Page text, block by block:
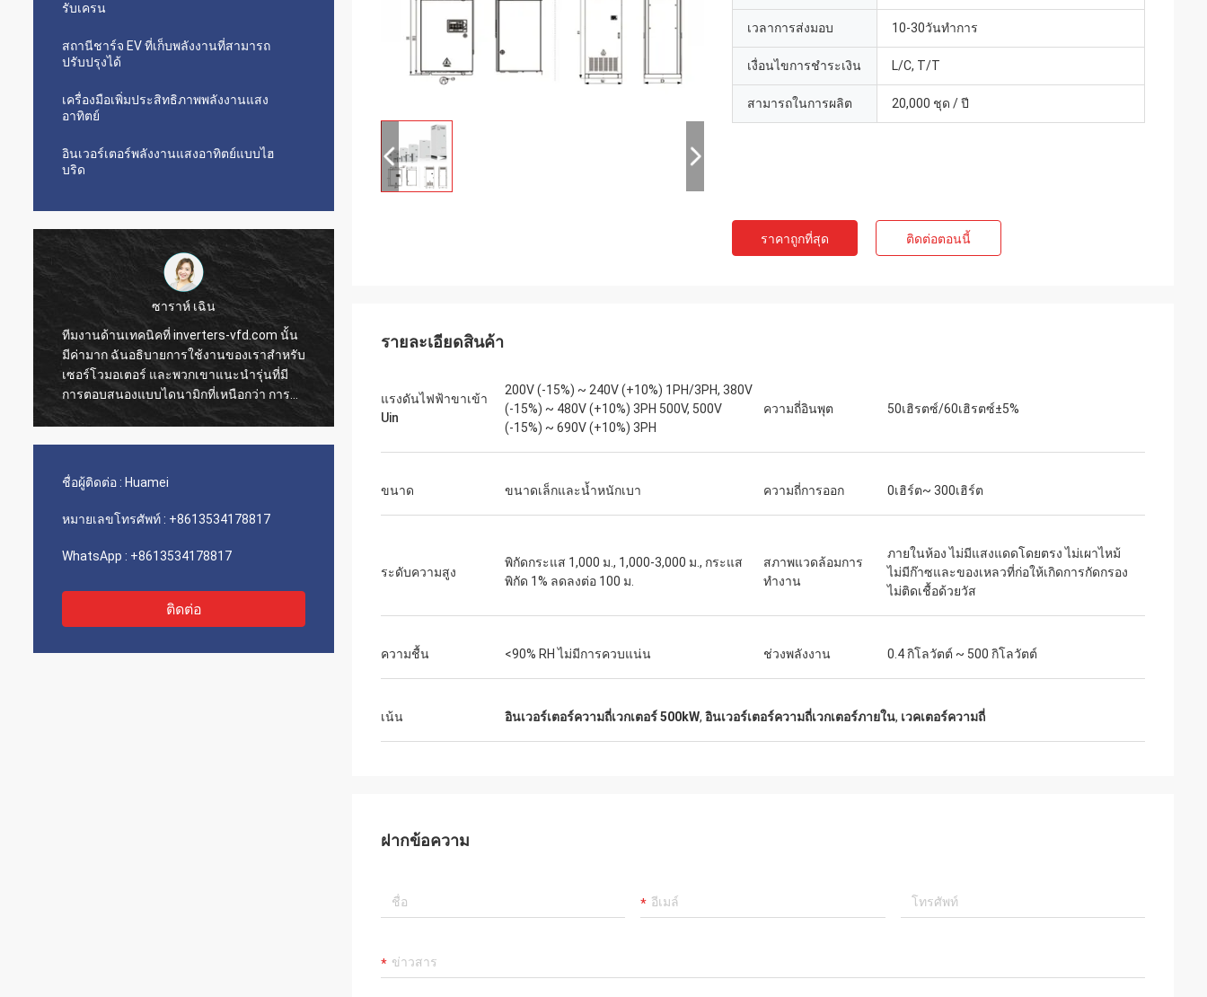
รับเครน
สถานีชาร์จ EV ที่เก็บพลังงานที่สามารถ
ปรับปรุงได้
เครื่องมือเพิ่มประสิทธิภาพพลังงานแสง
อาทิตย์
อินเวอร์เตอร์พลังงานแสงอาทิตย์แบบไฮ
บริด
ซาราห์ เฉิน
ทีมงานด้านเทคนิคที่ inverters-vfd.com นั้น
มีค่ามาก ฉันอธิบายการใช้งานของเราสำหรับ
เซอร์โวมอเตอร์ และพวกเขาแนะนำรุ่นที่มี
การตอบสนองแบบไดนามิกที่เหนือกว่า การ
ติดตั้งเป็นไปอย่างราบรื่น และความแม่นยำได้
ประสิทธิภาพสูง!
คำสั่งซื้อ PLC และ HMI หลายชุดของเราได้รับ
ติดตั้งแล้ว การสื่อสารของระบบควบคุมของ
เรามีความเสถียรมากขึ้น เราประทับใจกับการ
ขนส่งและการทำงานที่แข็งแกร่งของส่วน
ประกอบเหล่านี้ เป็นประสบการณ์ที่ไม่ยุ่งยาก
แรงบิดได้อย่างสม่ำเสมอ คุณภาพเกินกว่า
แบรนด์ดังที่เราเคยใช้ ในราคาเพียงเศษเสี้ยว
เหมาะอย่างยิ่งสำหรับการใช้งานเฉพาะทาง
ซัพพลายเออร์รายก่อนของเราอีกด้วย ความ
ครั้งของเราได้ คุ้มค่าอย่างยิ่งและเป็น
อุตสาหกรรม
ชื่อผู้ติดต่อ : Huamei
หมายเลขโทรศัพท์ : +8613534178817
WhatsApp : +8613534178817
ติดต่อ
เวลาการส่งมอบ 10-30วันทำการ
เงื่อนไขการชำระเงิน L/C, T/T
สามารถในการผลิต 20,000 ชุด / ปี
ราคาถูกที่สุด ติดต่อตอนนี้
รายละเอียดสินค้า
แรงดันไฟฟ้าขาเข้า
Uin
200V (-15%) ~ 240V (+10%) 1PH/3PH, 380V
(-15%) ~ 480V (+10%) 3PH 500V, 500V
(-15%) ~ 690V (+10%) 3PH
ความถี่อินพุต 50เฮิรตซ์/60เฮิรตซ์±5%
ขนาด ขนาดเล็กและน้ำหนักเบา ความถี่การออก 0เฮิร์ต~ 300เฮิร์ต
ระดับความสูง
พิกัดกระแส 1,000 ม., 1,000-3,000 ม., กระแส
พิกัด 1% ลดลงต่อ 100 ม.
สภาพแวดล้อมการ
ทำงาน
ภายในห้อง ไม่มีแสงแดดโดยตรง ไม่เผาไหม้
ไม่มีก๊าซและของเหลวที่ก่อให้เกิดการกัดกรอง
ไม่ติดเชื้อด้วยวัส
ความชื้น <90% RH ไม่มีการควบแน่น ช่วงพลังงาน 0.4 กิโลวัตต์ ~ 500 กิโลวัตต์
เน้น อินเวอร์เตอร์ความถี่เวกเตอร์ 500kW, อินเวอร์เตอร์ความถี่เวกเตอร์ภายใน, เวคเตอร์ความถี่
ฝากข้อความ